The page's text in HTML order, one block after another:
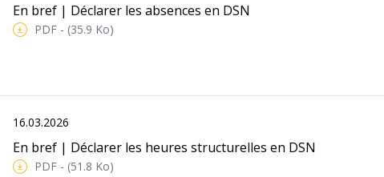
En bref | Déclarer les absences en DSN
PDF - (35.9 Ko)
16.03.2026
En bref | Déclarer les heures structurelles en DSN
PDF - (51.8 Ko)